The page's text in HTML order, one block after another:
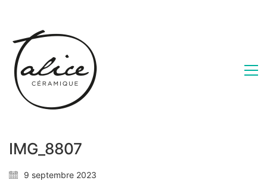
IMG_8807
9 septembre 2023